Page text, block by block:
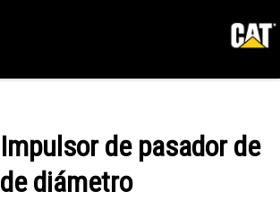
de pasador de
diámetro